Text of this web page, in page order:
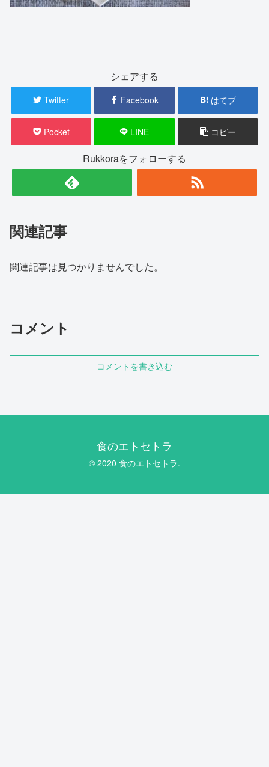
シェアする
Twitter Facebook はてブ
Pocket LINE コピー
Rukkoraをフォローする
関連記事
関連記事は見つかりませんでした。
コメント
コメントを書き込む
食のエトセトラ
© 2020 食のエトセトラ.